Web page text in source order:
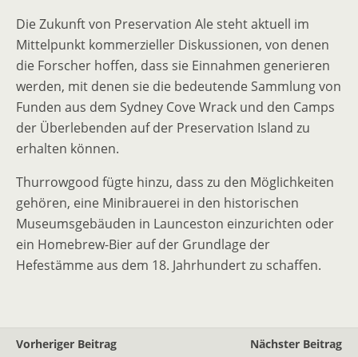
Die Zukunft von Preservation Ale steht aktuell im
Mittelpunkt kommerzieller Diskussionen, von denen
die Forscher hoffen, dass sie Einnahmen generieren
werden, mit denen sie die bedeutende Sammlung von
Funden aus dem Sydney Cove Wrack und den Camps
der Überlebenden auf der Preservation Island zu
erhalten können.
Thurrowgood fügte hinzu, dass zu den Möglichkeiten
gehören, eine Minibrauerei in den historischen
Museumsgebäuden in Launceston einzurichten oder
ein Homebrew-Bier auf der Grundlage der
Hefestämme aus dem 18. Jahrhundert zu schaffen.
Vorheriger Beitrag
Nächster Beitrag